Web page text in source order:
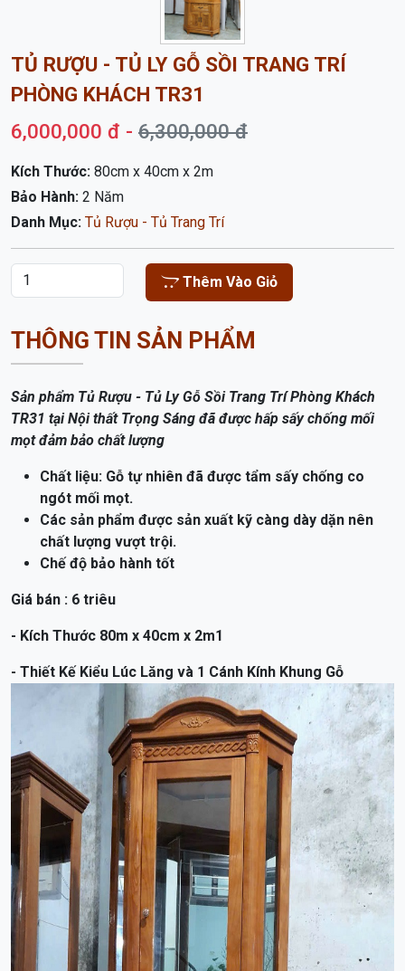
TỦ RƯỢU - TỦ LY GỖ SỒI TRANG TRÍ
PHÒNG KHÁCH TR31
6,000,000 đ - 6,300,000 đ
Kích Thước: 80cm x 40cm x 2m
Bảo Hành: 2 Năm
Danh Mục: Tủ Rượu - Tủ Trang Trí
Thêm Vào Giỏ
THÔNG TIN SẢN PHẨM
Sản phẩm Tủ Rượu - Tủ Ly Gỗ Sồi Trang Trí Phòng Khách
TR31 tại Nội thất Trọng Sáng đã được hấp sấy chống mối
mọt đảm bảo chất lượng
Chất liệu: Gỗ tự nhiên đã được tẩm sấy chống co
ngót mối mọt.
Các sản phẩm được sản xuất kỹ càng dày dặn nên
chất lượng vượt trội.
Chế độ bảo hành tốt
Giá bán : 6 triêu
- Kích Thước 80m x 40cm x 2m1
- Thiết Kế Kiểu Lúc Lăng và 1 Cánh Kính Khung Gỗ